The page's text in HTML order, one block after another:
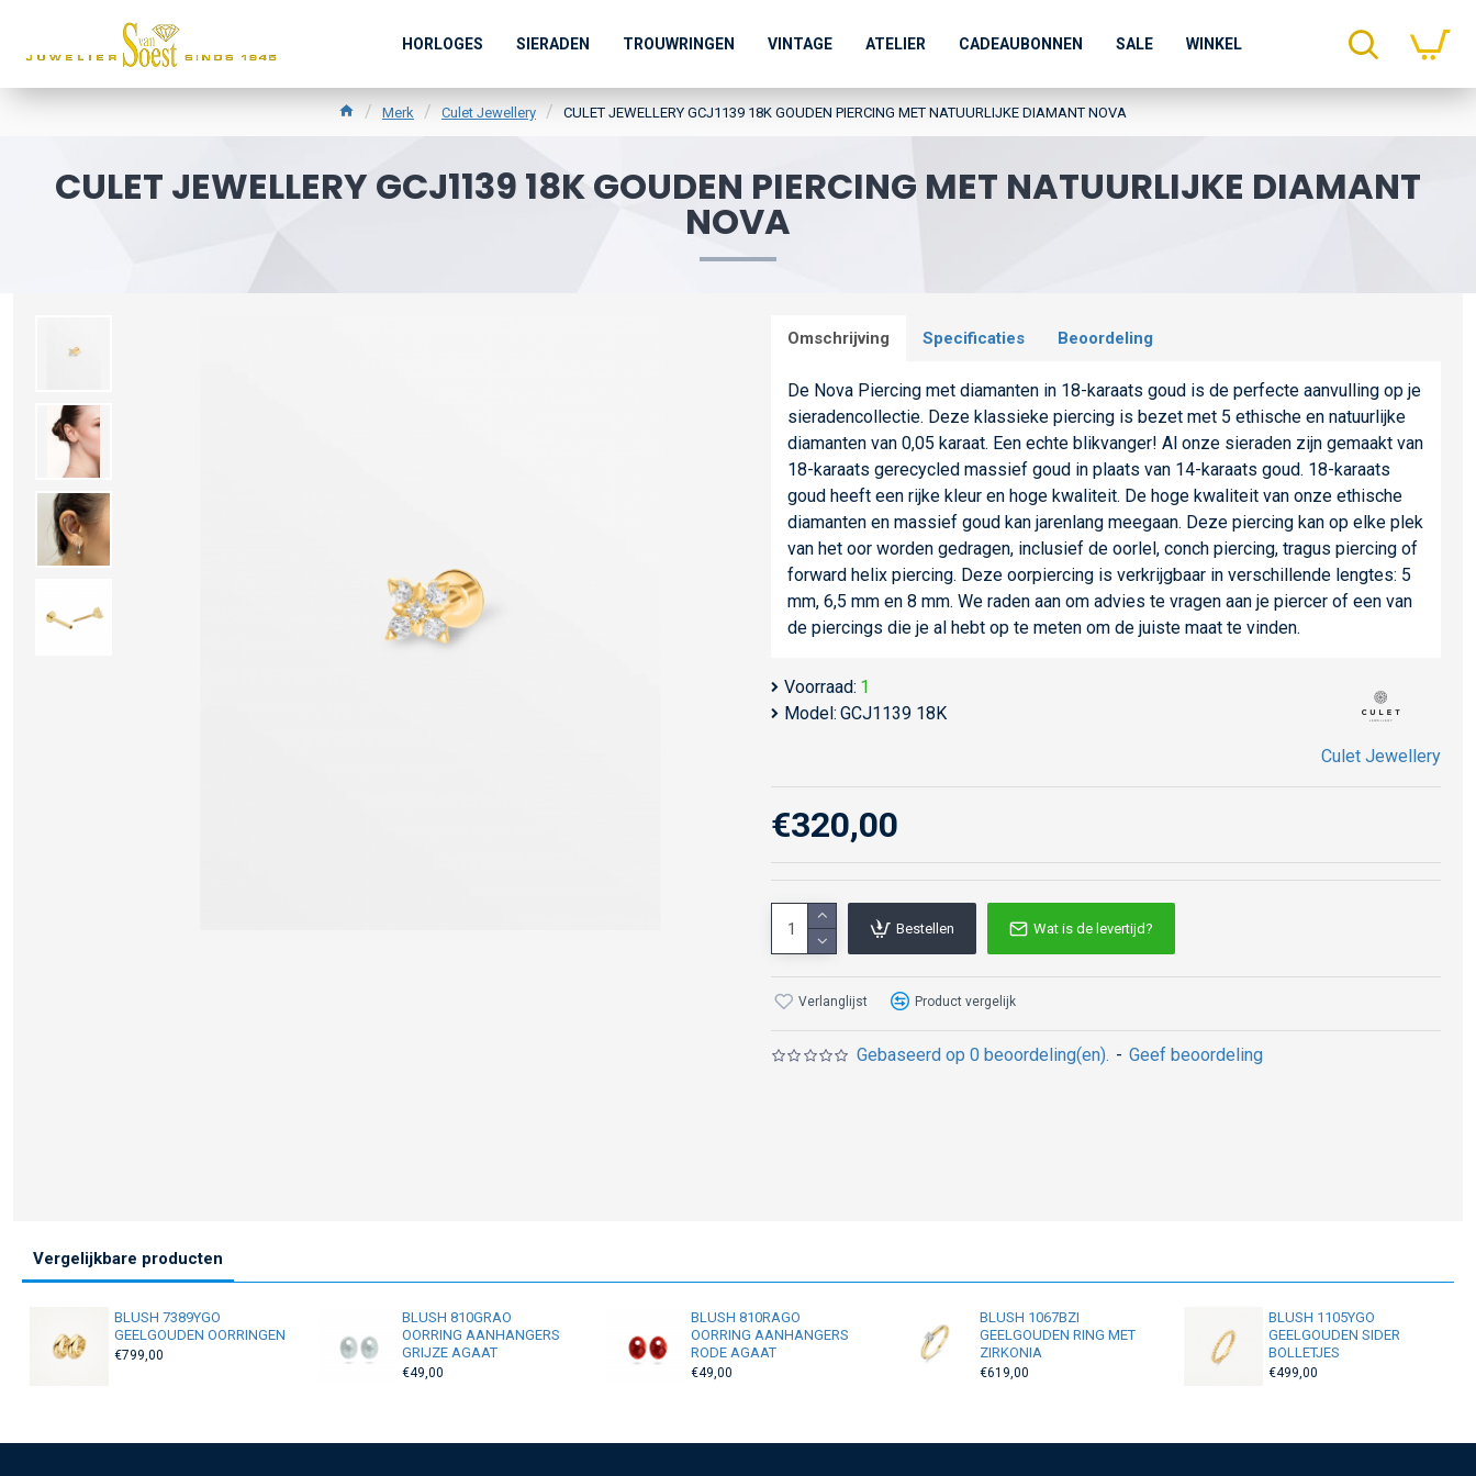
HORLOGES SIERADEN TROUWRINGEN VINTAGE ATELIER CADEAUBONNEN SALE WINKEL
Merk Culet Jewellery CULET JEWELLERY GCJ1139 18K GOUDEN PIERCING MET NATUURLIJKE DIAMANT NOVA
CULET JEWELLERY GCJ1139 18K GOUDEN PIERCING MET NATUURLIJKE DIAMANT
NOVA
Omschrijving Specificaties Beoordeling
De Nova Piercing met diamanten in 18-karaats goud is de perfecte aanvulling op je
sieradencollectie. Deze klassieke piercing is bezet met 5 ethische en natuurlijke
diamanten van 0,05 karaat. Een echte blikvanger! Al onze sieraden zijn gemaakt van
18-karaats gerecycled massief goud in plaats van 14-karaats goud. 18-karaats
goud heeft een rijke kleur en hoge kwaliteit. De hoge kwaliteit van onze ethische
diamanten en massief goud kan jarenlang meegaan. Deze piercing kan op elke plek
van het oor worden gedragen, inclusief de oorlel, conch piercing, tragus piercing of
forward helix piercing. Deze oorpiercing is verkrijgbaar in verschillende lengtes: 5
mm, 6,5 mm en 8 mm. We raden aan om advies te vragen aan je piercer of een van
de piercings die je al hebt op te meten om de juiste maat te vinden.
Voorraad: 1
Model: GCJ1139 18K
Culet Jewellery
Gebaseerd op 0 beoordeling(en). - Geef beoordeling
€320,00
Bestellen Wat is de levertijd?
Verlanglijst Product vergelijk
Vergelijkbare producten
BLUSH 7389YGO
GEELGOUDEN OORRINGEN
€799,00
BLUSH 810GRAO
OORRING AANHANGERS
GRIJZE AGAAT
€49,00
BLUSH 810RAGO
OORRING AANHANGERS
RODE AGAAT
€49,00
BLUSH 1067BZI
GEELGOUDEN RING MET
ZIRKONIA
€619,00
BLUSH 1105YGO
GEELGOUDEN SIDER
BOLLETJES
€499,00